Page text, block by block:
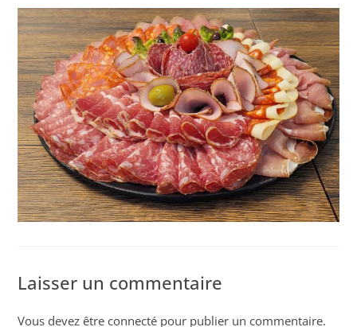
Laisser un commentaire
Vous devez êtreconnecté pour publier un commentaire.